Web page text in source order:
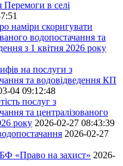
Перемоги в селі
наміри скоригувати
водопостачання та
з 1 квітня 2026 року
на послуги з
та водовідведення КП
04 09:12:48
послуг з
та централізованого
року 2026-02-27 08:43:39
2026-02-27
«Право на захист» 2026-